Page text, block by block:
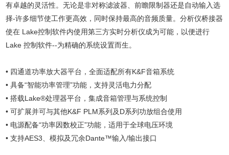
有卓越的灵活性。无论是非对称滤波器、前瞻限制器还是自动输入选
择-许多细节使工作更高效，同时保持最高的音频质量。分析仪桥接器
使在 Lake控制软件内使用第三方实时分析仪成为可能，以便进行
Lake 控制软件--为精确的系统设置而生。
• 四通道功率放大器平台，全面适配所有K&F音箱系统
•具备“智能功率管理”功能，支持灵活电力分配
•搭载Lake®处理器平台，集成音箱管理与系统控制
•可扩展并可与其他K&F PLM系列及D系列功放组合使用
• 电源配备“功率因数校正”功能，适用于全球电压环境
•支持AES3、模拟及冗余Dante™输入/输出接口